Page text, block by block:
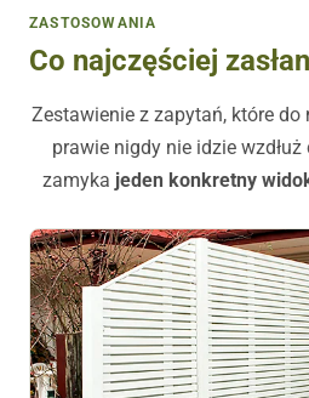
ZASTOSOWANIA
Co najczęściej
Zestawienie z zapytań, które do
prawie nigdy nie idzie wzdłuż
zamyka jeden konkretny